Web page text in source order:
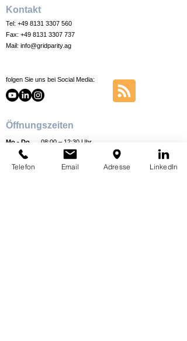
Kontakt
Tel: +49 8131 3307 560
Fax: +49 8131 3307 737
Mail: info@gridparity.ag
folgen Sie uns bei Social Media:
Öffnungszeiten
Mo - Do
08:00 – 12:30 Uhr
13:15 – 17:00 Uhr
Telefon Email Adresse LinkedIn